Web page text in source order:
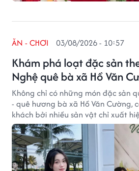
Khám phá loạt đặc sản
Nghệ quê bà xã Hồ Văn
ĂN - CHƠI 03/08/2026 - 10:57
Không chỉ có những món đặc sản
- quê hương bà xã Hồ Văn Cường,
khách bởi nhiều sản vật chỉ xuất